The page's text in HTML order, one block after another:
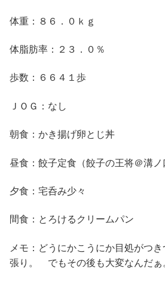
体重：８６．０ｋｇ
体脂肪率：２３．０％
歩数：６６４１歩
ＪＯＧ：なし
朝食：かき揚げ卵とじ丼
昼食：餃子定食（餃子の王将＠溝ノ
夕食：宅呑み少々
間食：とろけるクリームパン
メモ：どうにかこうにか目処がつ
張り。 でもその後も大変なんだぁ。